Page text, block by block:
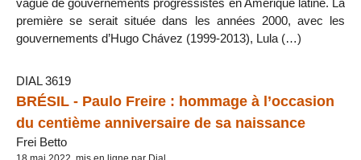
vague de gouvernements progressistes en Amérique latine. La
première se serait située dans les années 2000, avec les
gouvernements d’Hugo Chávez (1999-2013), Lula (…)
DIAL 3619
BRÉSIL - Paulo Freire : hommage à l’occasion
du centième anniversaire de sa naissance
Frei Betto